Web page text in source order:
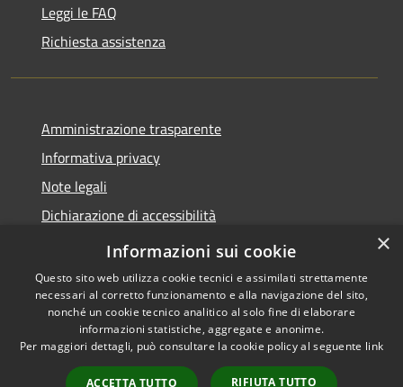
Leggi le FAQ
Richiesta assistenza
Amministrazione trasparente
Informativa privacy
Note legali
Dichiarazione di accessibilità
Link app municipium
Accessibilità
Copyright © 2026 • Comune di
Bardolino • Powered by
Municipium• Accesso
×
Informazioni sui cookie
Questo sito web utilizza cookie tecnici e assimilati strettamente
necessari al corretto funzionamento e alla navigazione del sito,
nonché un cookie tecnico analitico al solo fine di elaborare
informazioni statistiche, aggregate e anonime.
Per maggiori dettagli, può consultare la cookie policy al seguente link
ACCETTA TUTTO RIFIUTA TUTTO